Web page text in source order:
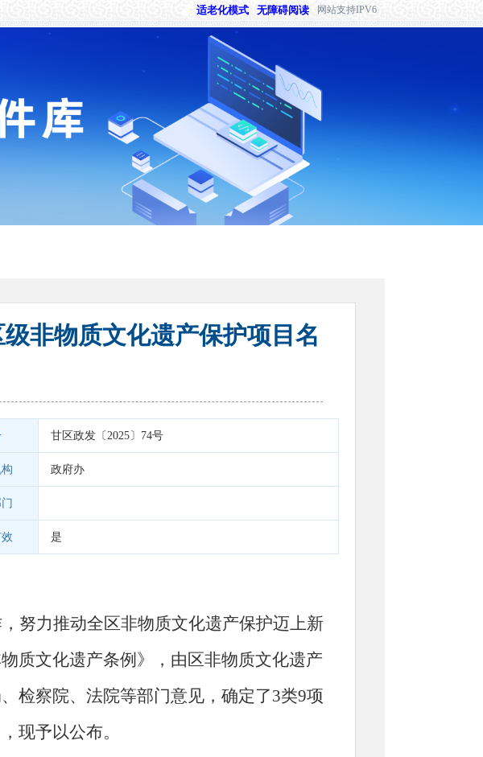
网站支持IPV6
无障碍阅读
适老化模式
非物质文化遗产保护项目名
甘区政发〔2025〕74号
政府办
是
努力推动全区非物质文化遗产保护迈上新
质文化遗产条例》 ， 由区非物质文化遗产
检察院、法院等部门意见，确定了3类9项
现予以公布。